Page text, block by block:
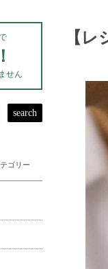
【
せん
search
ゴリー